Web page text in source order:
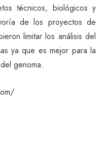
técnicos, biológicos y
de los proyectos de
limitar los análisis del
ya que es mejor para la
genoma.